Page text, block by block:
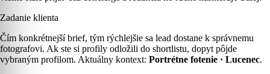
Zadanie klienta
Čím konkrétnejší brief, tým rýchlejšie sa lead dostane k správnemu
fotografovi. Ak ste si profily odložili do shortlistu, dopyt pôjde
vybraným profilom. Aktuálny kontext: Portrétne fotenie · Lucenec.